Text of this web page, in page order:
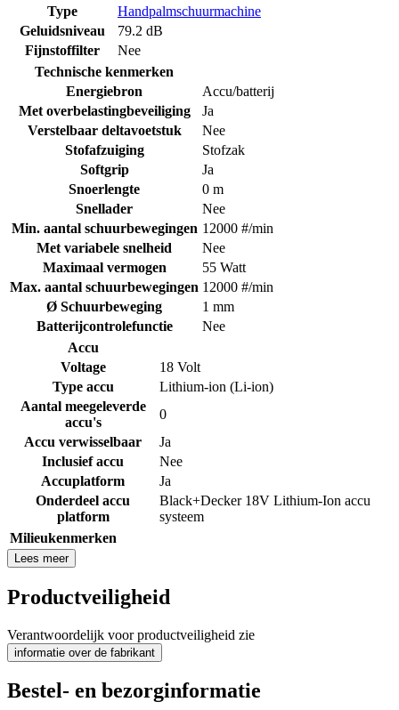
Type
Handpalmschuurmachine
Geluidsniveau
79.2 dB
Fijnstoffilter
Nee
Technische kenmerken
Energiebron
Accu/batterij
Met overbelastingbeveiliging
Ja
Verstelbaar deltavoetstuk
Nee
Stofafzuiging
Stofzak
Softgrip
Ja
Snoerlengte
0 m
Snellader
Nee
Min. aantal schuurbewegingen 12000 #/min
Met variabele snelheid
Nee
Maximaal vermogen
55 Watt
Max. aantal schuurbewegingen 12000 #/min
Ø Schuurbeweging
1 mm
Batterijcontrolefunctie
Nee
Accu
Voltage
18 Volt
Type accu
Lithium-ion (Li-ion)
Aantal meegeleverde
accu's
0
Accu verwisselbaar
Ja
Inclusief accu
Nee
Accuplatform
Ja
Onderdeel accu
platform
Black+Decker 18V Lithium-Ion accu
systeem
Milieukenmerken
Lees meer
Productveiligheid
Verantwoordelijk voor productveiligheid zie
informatie over de fabrikant
Bestel- en bezorginformatie